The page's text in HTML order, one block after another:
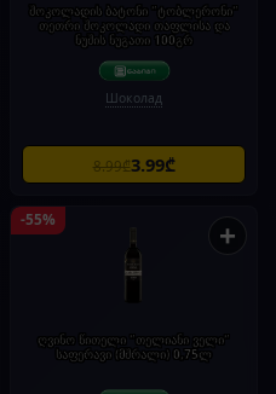
შოკოლადის ბატონი "ტობლერონი"
თეთრი შოკოლადი თაფლისა და
ნუშის ნუგათი 100გრ
Шоколад
8.99₾3.99₾
-55% +
ღვინო წითელი "თელიანი ველი"
საფერავი (მშრალი) 0,75ლ